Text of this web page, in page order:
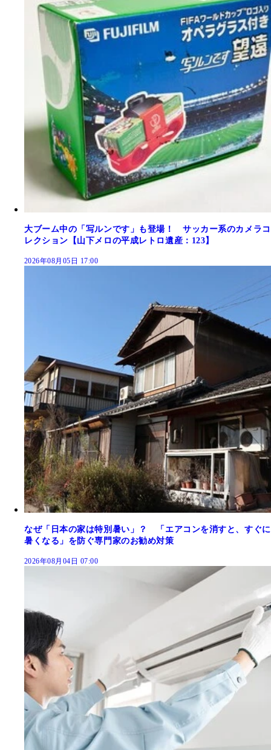
大ブーム中の「写ルンです」も登場！ サッカー系のカメラコ
レクション【山下メロの平成レトロ遺産：123】
2026年08月05日 17:00
なぜ「日本の家は特別暑い」？ 「エアコンを消すと、すぐに
暑くなる」を防ぐ専門家のお勧め対策
2026年08月04日 07:00